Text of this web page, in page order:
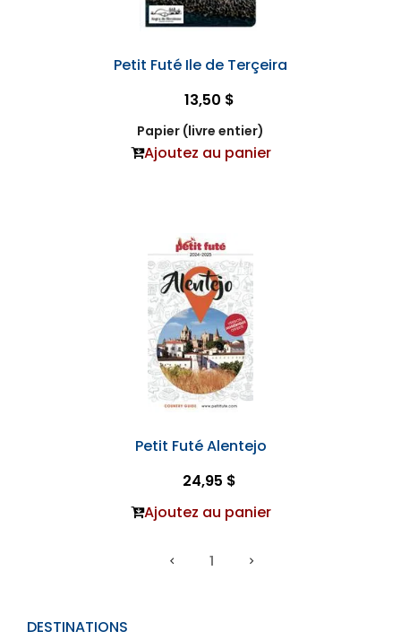
DESTINATIONS
Petit Futé Ile de Terçeira
13,50 $
Papier (livre entier)
Ajoutez au panier
Petit Futé Alentejo
24,95 $
Ajoutez au panier
1